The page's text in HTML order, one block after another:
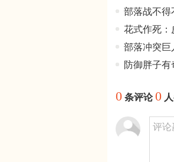
部落战不得
花式作死：
部落冲突巨
防御胖子
0 条评论0
评论